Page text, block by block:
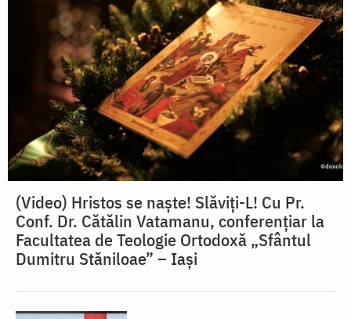
(Video) Hristos se naște! Slăviți-L! Cu Pr.
Conf. Dr. Cătălin Vatamanu, conferențiar la
Facultatea de Teologie Ortodoxă „Sfântul
Dumitru Stăniloae” – Iași